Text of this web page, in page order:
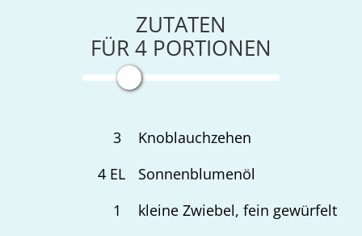
ZUTATEN
FÜR4 PORTIONEN
3
Knoblauchzehen
4EL
Sonnenblumenöl
1
kleine Zwiebel, fein gewürfelt